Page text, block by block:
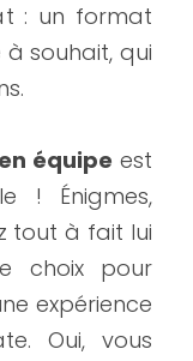
: un format
souhait, qui
équipe est
! Énigmes,
tout à fait lui
choix pour
expérience
Oui, vous